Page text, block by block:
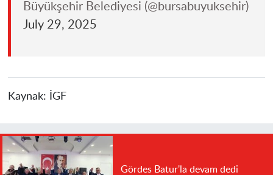
Büyükşehir Belediyesi (@bursabuyuksehir)
July 29, 2025
Kaynak: İGF
Gördes Batur'la devam dedi